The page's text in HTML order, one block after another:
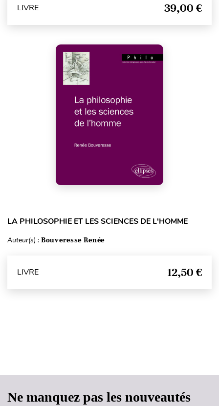
LIVRE 39,00 €
LA PHILOSOPHIE ET LES SCIENCES DE L'HOMME
Auteur(s) : Bouveresse Renée
LIVRE 12,50 €
Ne manquez pas les nouveautés